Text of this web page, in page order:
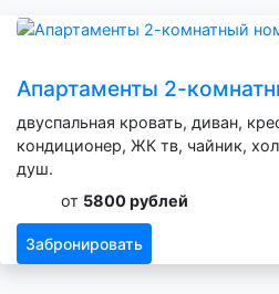
Апартаменты 2-
двуспальная кровать, диван,
кондиционер, ЖК тв, чайник,
душ.
от 5800 рублей
Забронировать